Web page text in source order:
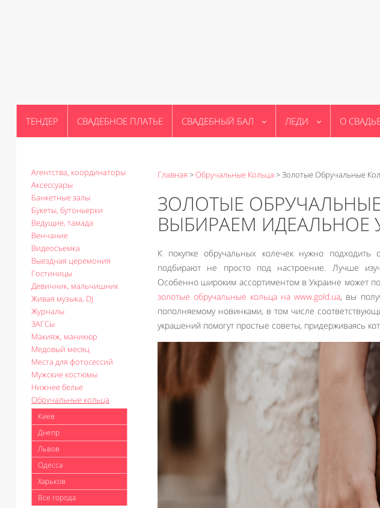
ТЕНДЕР СВАДЕБНОЕ ПЛАТЬЕ СВАДЕБНЫЙ БАЛ ЛЕДИ О
Агентства, координаторы
Аксессуары
Банкетные залы
Букеты, бутоньерки
Ведущие, тамада
Венчание
Видеосъемка
Выездная церемония
Гостиницы
Девичник, мальчишник
Живая музыка, DJ
Журналы
ЗАГСы
Макияж, маникюр
Медовый месяц
Места для фотосессий
Мужские костюмы
Нижнее белье
Обручальные кольца
Киев
Днепр
Львов
Одесса
Харьков
Все города
Главная >Обручальные Кольца >Золотые Обручальные
ЗОЛОТЫЕ
ВЫБИРАЕМ ИДЕАЛЬНОЕ
К покупке обручальных колечек нужно
подбирают не просто под настроение. Лучше
Особенно широким ассортиментом в Украине может
золотые обручальные кольца на www.gold.ua, вы
пополняемому новинками, в том числе
украшений помогут простые советы, придерживаясь